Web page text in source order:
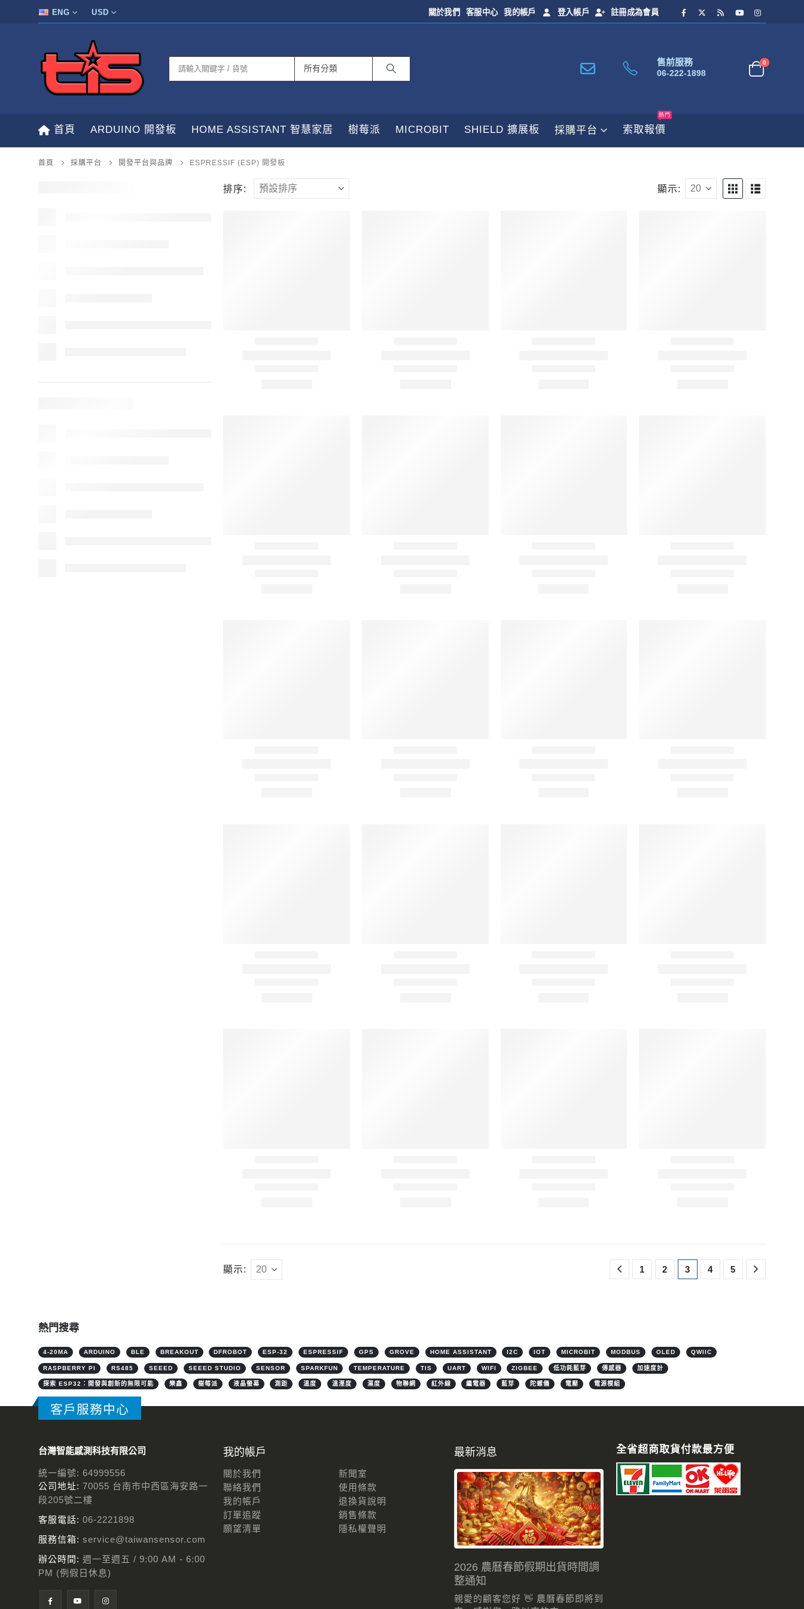
ENG USD 關於我們 客服中心 我的帳戶 登入帳戶 註冊成為會員
售前服務
06-222-1898
0
首頁 ARDUINO 開發板 HOME ASSISTANT 智慧家居 樹莓派 MICROBIT SHIELD 擴展板 採購平台 索取報價
熱門
首頁 採購平台 開發平台與品牌 ESPRESSIF (ESP) 開發板
排序: 顯示:
顯示: 1 2 3 4 5
熱門搜尋
4-20MA ARDUINO BLE BREAKOUT DFROBOT ESP-32 ESPRESSIF GPS GROVE HOME ASSISTANT I2C IOT MICROBIT MODBUS OLED QWIIC
RASPBERRY PI RS485 SEEED SEEED STUDIO SENSOR SPARKFUN TEMPERATURE TIS UART WIFI ZIGBEE 低功耗藍芽 傳感器 加速度計
探索 ESP32：開發與創新的無限可能 樂鑫 樹莓派 液晶螢幕 測距 溫度 溫溼度 濕度 物聯網 紅外線 繼電器 藍芽 陀螺儀 電壓 電源模組
客戶服務中心
台灣智能感測科技有限公司
統一編號: 64999556
公司地址: 70055 台南市中西區海安路一
段205號二樓
客服電話: 06-2221898
服務信箱: service@taiwansensor.com
辦公時間: 週一至週五 / 9:00 AM - 6:00
PM (例假日休息)
我的帳戶
關於我們
聯絡我們
我的帳戶
訂單追蹤
願望清單
新聞室
使用條款
退換貨說明
銷售條款
隱私權聲明
最新消息
2026 農曆春節假期出貨時間調
整通知
親愛的顧客您好 👋 農曆春節即將到
全省超商取貨付款最方便